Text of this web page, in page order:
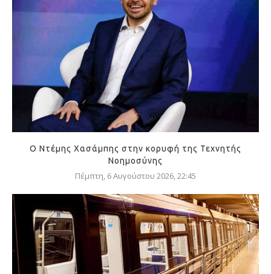
Ο Ντέμης Χασάμπης στην κορυφή της Τεχνητής
Νοημοσύνης
Πέμπτη, 6 Αυγούστου 2026, 22:45